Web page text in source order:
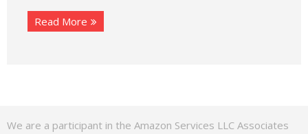
Read More
We are a participant in the Amazon Services LLC Associates